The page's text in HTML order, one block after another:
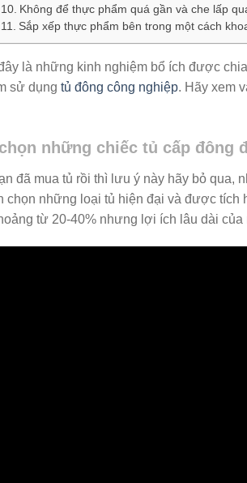
Không để thực phẩm quá gần và che lấp
Sắp xếp thực phẩm bên trong một cách
là những kinh nghiệm bổ ích được
sử dụng tủ đông công nghiệp. Hãy xem
những chiếc tủ cấp đông
đã mua tủ rồi thì lưu ý này hãy bỏ qua,
chọn những loại tủ hiện đại và được tích
từ 20-40% nhưng lợi ích lâu dài